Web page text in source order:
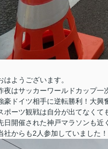
はようございます。
夜はサッカーワールドカップ
豪ドイツ相手に逆転勝利！大興
ポーツ観戦は自分が出てなくて
日開催された神戸マラソンも近
社からも2人参加していました！